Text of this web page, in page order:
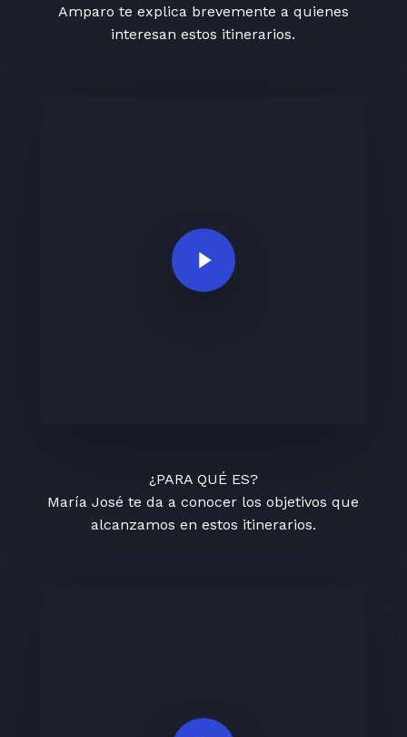
Amparo te explica brevemente a quienes
interesan estos itinerarios.
Play Video
¿PARA QUÉ ES?
María José te da a conocer los objetivos que
alcanzamos en estos itinerarios.
Play Video